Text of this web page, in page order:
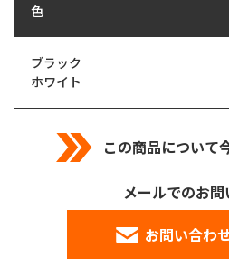
色
ブラック
ホワイト
この商品について
メールでのお
お問い合わ